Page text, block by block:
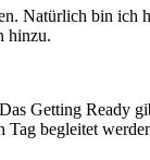
Natürlich bin ich
hinzu.
Getting Ready
begleitet